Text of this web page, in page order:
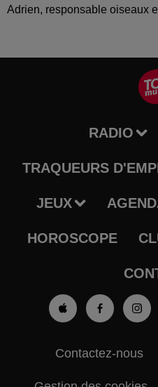
Adrien, responsable oiseaux
RADIO
TRAQUEURS
JEUX
HOROSCOPE
Contactez-nous